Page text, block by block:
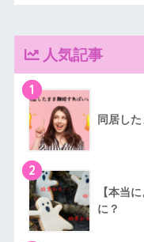
人気記事
1
同居し
2
【本当
に？